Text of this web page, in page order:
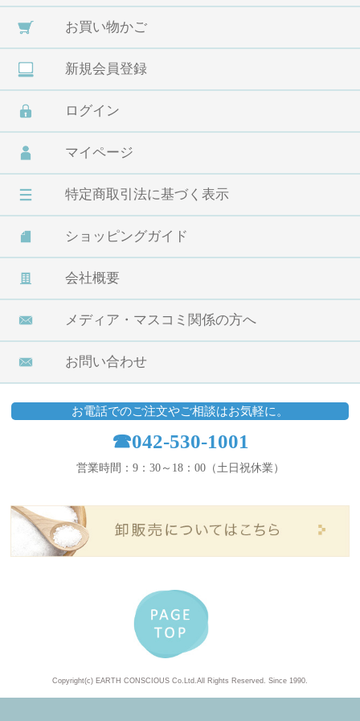
お買い物かご
新規会員登録
ログイン
マイページ
特定商取引法に基づく表示
ショッピングガイド
会社概要
メディア・マスコミ関係の方へ
お問い合わせ
お電話でのご注文やご相談はお気軽に。
☎042-530-1001
営業時間：9：30～18：00（土日祝休業）
Copyright(c) EARTH CONSCIOUS Co.Ltd.All Rights Reserved. Since 1990.